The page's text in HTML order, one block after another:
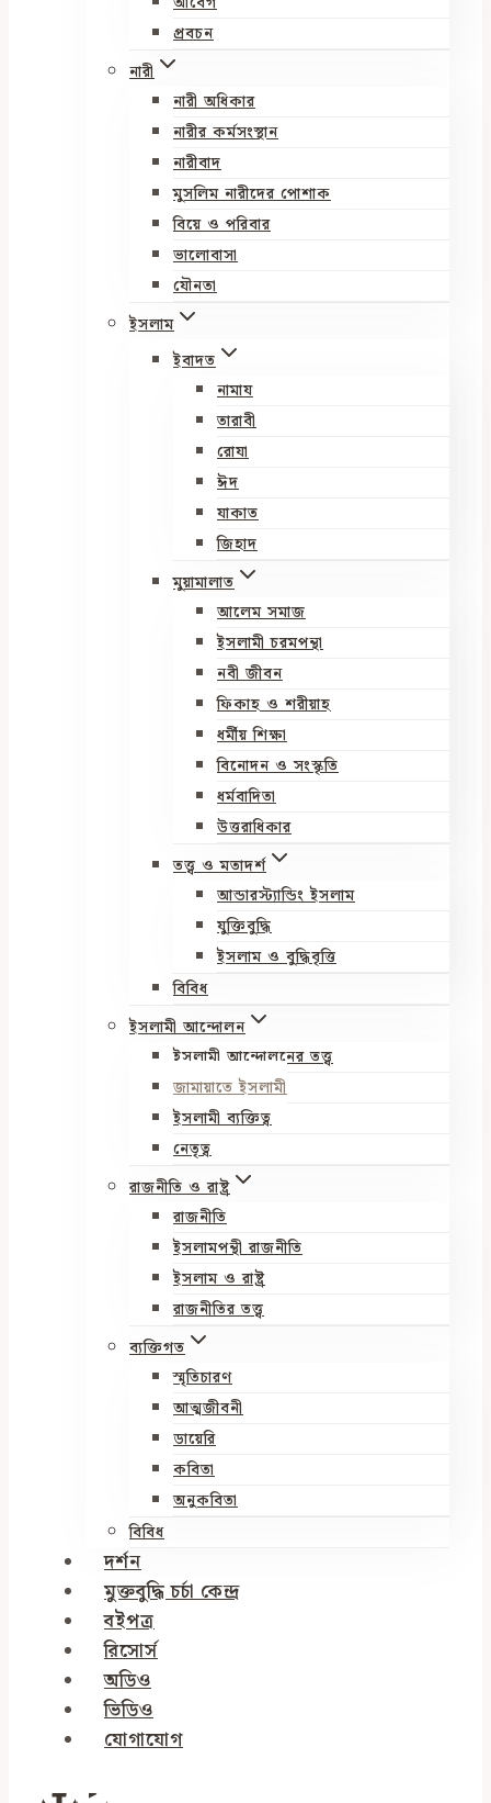
প্রবচন
নারী
নারী অধিকার
নারীর কর্মসংস্থান
নারীবাদ
মুসলিম নারীদের পোশাক
বিয়ে ও পরিবার
ভালোবাসা
যৌনতা
ইসলাম
ইবাদত
নামায
তারাবী
রোযা
ঈদ
যাকাত
জিহাদ
মুয়ামালাত
আলেম সমাজ
ইসলামী চরমপন্থা
নবী জীবন
ফিকাহ ও শরীয়াহ
ধর্মীয় শিক্ষা
বিনোদন ও সংস্কৃতি
ধর্মবাদিতা
উত্তরাধিকার
তত্ত্ব ও মতাদর্শ
আন্ডারস্ট্যান্ডিং ইসলাম
যুক্তিবুদ্ধি
ইসলাম ও বুদ্ধিবৃত্তি
বিবিধ
ইসলামী আন্দোলন
ইসলামী আন্দোলনের তত্ত্ব
জামায়াতে ইসলামী
ইসলামী ব্যক্তিত্ব
নেতৃত্ব
রাজনীতি ও রাষ্ট্র
রাজনীতি
ইসলামপন্থী রাজনীতি
ইসলাম ও রাষ্ট্র
রাজনীতির তত্ত্ব
ব্যক্তিগত
স্মৃতিচারণ
আত্মজীবনী
ডায়েরি
কবিতা
অনুকবিতা
বিবিধ
দর্শন
মুক্তবুদ্ধি চর্চা কেন্দ্র
বইপত্র
রিসোর্স
অডিও
ভিডিও
যোগাযোগ